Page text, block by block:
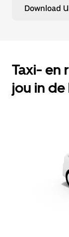
Download
Taxi- en
jou in